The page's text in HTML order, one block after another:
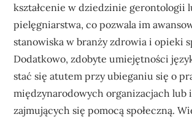
kształcenie w dziedzinie gerontologii
pielęgniarstwa, co pozwala im
stanowiska w branży zdrowia i opieki
Dodatkowo, zdobyte umiejętności
stać się atutem przy ubieganiu się o
międzynarodowych organizacjach lub
zajmujących się pomocą społeczną.